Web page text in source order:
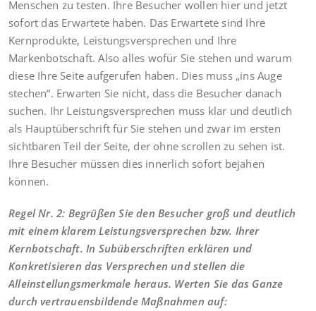
Menschen zu testen. Ihre Besucher wollen hier und jetzt
sofort das Erwartete haben. Das Erwartete sind Ihre
Kernprodukte, Leistungsversprechen und Ihre
Markenbotschaft. Also alles wofür Sie stehen und warum
diese Ihre Seite aufgerufen haben. Dies muss „ins Auge
stechen“. Erwarten Sie nicht, dass die Besucher danach
suchen. Ihr Leistungsversprechen muss klar und deutlich
als Hauptüberschrift für Sie stehen und zwar im ersten
sichtbaren Teil der Seite, der ohne scrollen zu sehen ist.
Ihre Besucher müssen dies innerlich sofort bejahen
können.
Regel Nr. 2: Begrüßen Sie den Besucher groß und deutlich
mit einem klarem Leistungsversprechen bzw. Ihrer
Kernbotschaft. In Subüberschriften erklären und
Konkretisieren das Versprechen und stellen die
Alleinstellungsmerkmale heraus. Werten Sie das Ganze
durch vertrauensbildende Maßnahmen auf: